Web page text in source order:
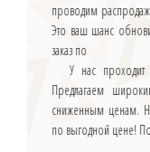
проводим
Это ваш шанс
заказ по
У нас
Предлагаем
сниженным ценам.
по выгодной цене!